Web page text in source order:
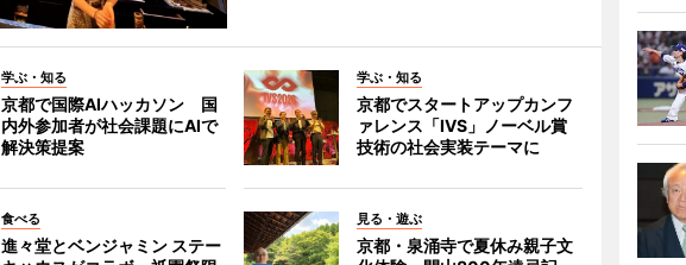
学ぶ・知る
京都で国際AIハッカソン 国
内外参加者が社会課題にAIで
解決策提案
学ぶ・知る
京都でスタートアップカンフ
ァレンス「IVS」ノーベル賞
技術の社会実装テーマに
食べる
進々堂とベンジャミン ステー
見る・遊ぶ
京都・泉涌寺で夏休み親子文